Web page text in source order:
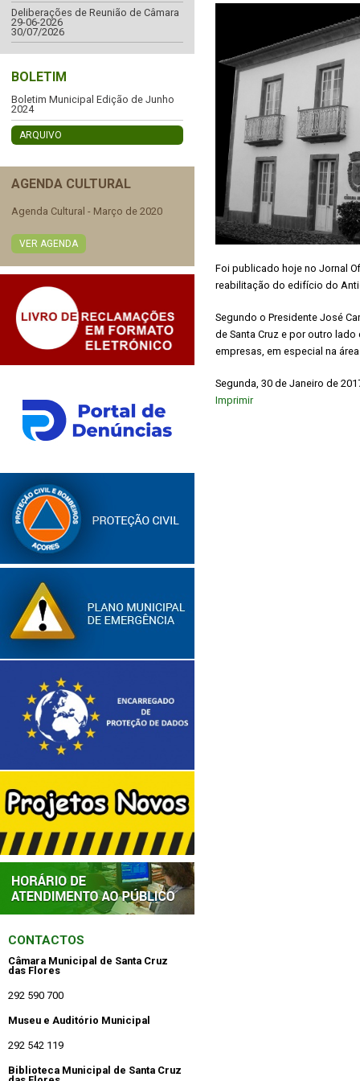
Deliberações de Reunião de Câmara
29-06-2026
30/07/2026
BOLETIM
Boletim Municipal Edição de Junho
2024
ARQUIVO
AGENDA CULTURAL
Agenda Cultural - Março de 2020
VER AGENDA
CONTACTOS
Câmara Municipal de Santa Cruz
das Flores
292 590 700
Museu e Auditório Municipal
292 542 119
Biblioteca Municipal de Santa Cruz
Foi publicado hoje no Jornal
reabilitação do edifício do
Segundo o Presidente José
de Santa Cruz e por outro
empresas, em especial na
Segunda, 30 de Janeiro de
Imprimir